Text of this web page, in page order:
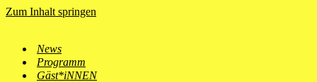
Zum Inhalt springen
News
Programm
Gäst*iNNEN